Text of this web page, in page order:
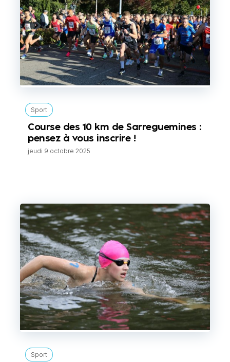
Sport
Course des 10 km de Sarreguemines :
pensez à vous inscrire !
jeudi 9 octobre 2025
Sport